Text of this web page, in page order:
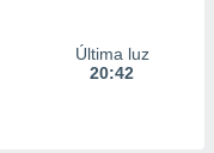
Última luz
20:42